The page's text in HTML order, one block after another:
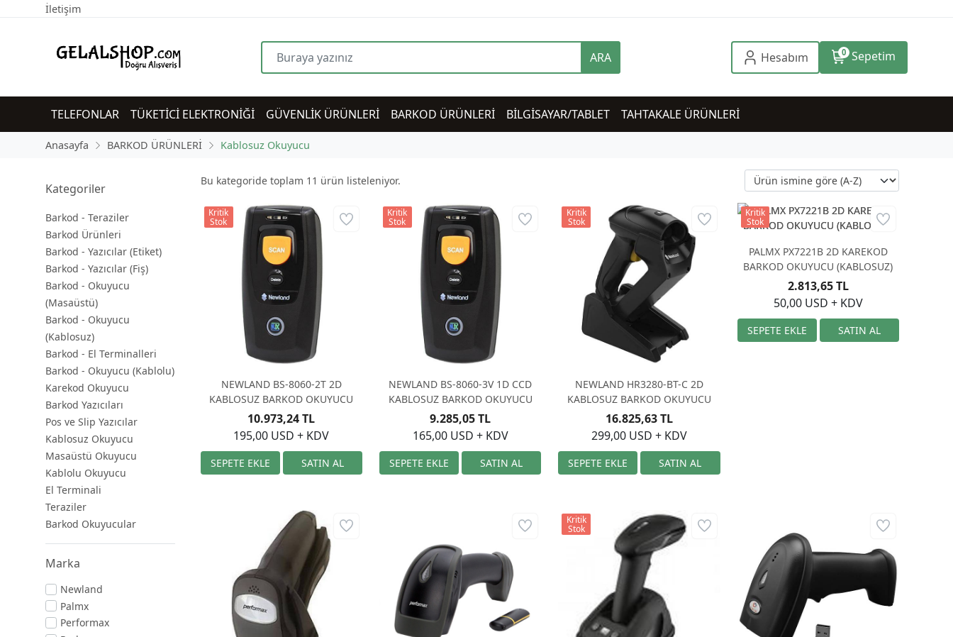
İletişim
ARA Hesabım 0 Sepetim
TELEFONLAR TÜKETİCİ ELEKTRONİĞİ GÜVENLİK ÜRÜNLERİ BARKOD ÜRÜNLERİ BİLGİSAYAR/TABLET TAHTAKALE ÜRÜNLERİ
Anasayfa BARKOD ÜRÜNLERİ Kablosuz Okuyucu
Kategoriler
Barkod - Teraziler
Barkod Ürünleri
Barkod - Yazıcılar (Etiket)
Barkod - Yazıcılar (Fiş)
Barkod - Okuyucu
(Masaüstü)
Barkod - Okuyucu
(Kablosuz)
Barkod - El Terminalleri
Barkod - Okuyucu (Kablolu)
Karekod Okuyucu
Barkod Yazıcıları
Pos ve Slip Yazıcılar
Kablosuz Okuyucu
Masaüstü Okuyucu
Kablolu Okuyucu
El Terminali
Teraziler
Barkod Okuyucular
Marka
Newland
Palmx
Performax
Bu kategoride toplam 11 ürün listeleniyor.
NEWLAND BS-8060-2T 2D
KABLOSUZ BARKOD OKUYUCU
195,00 USD + KDV
10.973,24 TL
Kritik
Stok
NEWLAND BS-8060-3V 1D CCD
KABLOSUZ BARKOD OKUYUCU
165,00 USD + KDV
9.285,05 TL
Kritik
Stok
NEWLAND HR3280-BT-C 2D
KABLOSUZ BARKOD OKUYUCU
299,00 USD + KDV
16.825,63 TL
Kritik
Stok
PALMX PX7221B 2D KAREKOD
BARKOD OKUYUCU (KABLOSUZ)
50,00 USD + KDV
2.813,65 TL
Kritik
Stok
Kritik
Stok